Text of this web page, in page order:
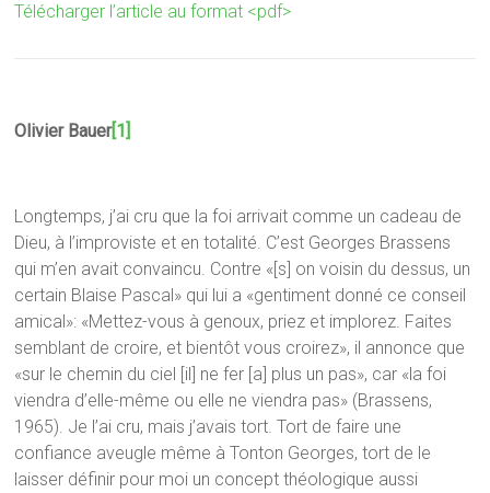
Télécharger l’article au format <pdf>
Olivier Bauer[1]
Longtemps, j’ai cru que la foi arrivait comme un cadeau de
Dieu, à l’improviste et en totalité. C’est Georges Brassens
qui m’en avait convaincu. Contre «[s] on voisin du dessus, un
certain Blaise Pascal» qui lui a «gentiment donné ce conseil
amical»: «Mettez-vous à genoux, priez et implorez. Faites
semblant de croire, et bientôt vous croirez», il annonce que
«sur le chemin du ciel [il] ne fer [a] plus un pas», car «la foi
viendra d’elle-même ou elle ne viendra pas» (Brassens,
1965). Je l’ai cru, mais j’avais tort. Tort de faire une
confiance aveugle même à Tonton Georges, tort de le
laisser définir pour moi un concept théologique aussi